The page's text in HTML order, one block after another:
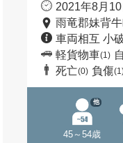
2021年8月
雨竜郡妹背
車両相互 小
軽貨物車(1)
死亡(0) 負傷
45～54歳
他